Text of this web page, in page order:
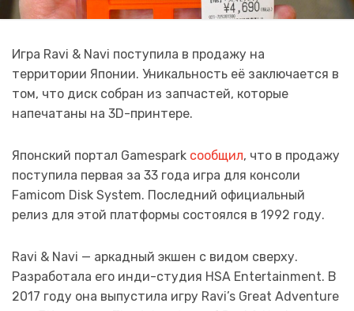
Игра Ravi & Navi поступила в продажу на
территории Японии. Уникальность её заключается в
том, что диск собран из запчастей, которые
напечатаны на 3D-принтере.
Японский портал Gamespark сообщил, что в продажу
поступила первая за 33 года игра для консоли
Famicom Disk System. Последний официальный
релиз для этой платформы состоялся в 1992 году.
Ravi & Navi — аркадный экшен с видом сверху.
Разработала его инди-студия HSA Entertainment. В
2017 году она выпустила игру Ravi’s Great Adventure